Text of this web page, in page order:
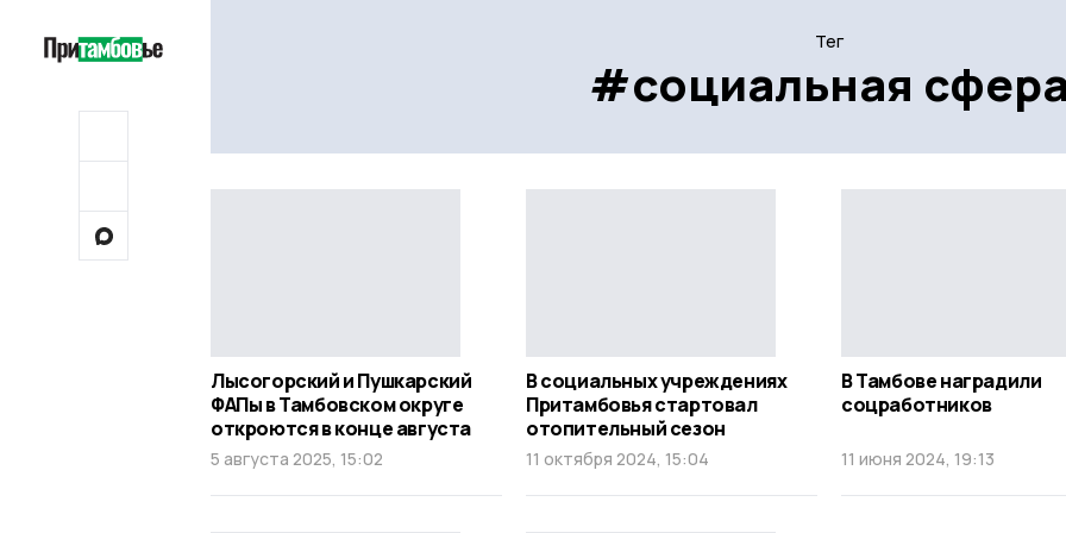
Тег
#социальная
Лысогорский и Пушкарский
ФАПы в Тамбовском округе
откроются в конце августа
5 августа 2025, 15:02
В социальных учреждениях
Притамбовья стартовал
отопительный сезон
11 октября 2024, 15:04
В Тамбове наградили
соцработников
11 июня 2024, 19:13